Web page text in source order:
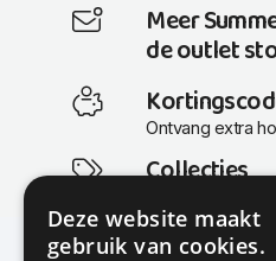
Meer
de outlet
Ontvang extra
Collecties
Actuele en
Deze website maakt
gebruik van cookies.